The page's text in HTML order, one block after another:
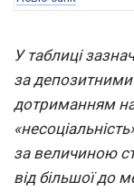
У таблиці
за
дотриманням
за величиною
від більшої до